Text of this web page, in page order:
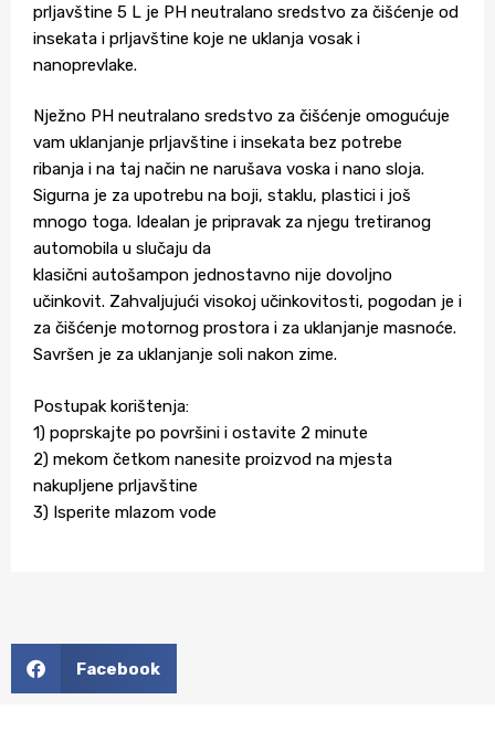
prljavštine 5 L je PH neutralano sredstvo za čišćenje od
insekata i prljavštine koje ne uklanja vosak i
nanoprevlake.
Nježno PH neutralano sredstvo za čišćenje omogućuje
vam uklanjanje prljavštine i insekata bez potrebe
ribanja i na taj način ne narušava voska i nano sloja.
Sigurna je za upotrebu na boji, staklu, plastici i još
mnogo toga. Idealan je pripravak za njegu tretiranog
automobila u slučaju da
klasični autošampon jednostavno nije dovoljno
učinkovit. Zahvaljujući visokoj učinkovitosti, pogodan je i
za čišćenje motornog prostora i za uklanjanje masnoće.
Savršen je za uklanjanje soli nakon zime.
Postupak korištenja:
1) poprskajte po površini i ostavite 2 minute
2) mekom četkom nanesite proizvod na mjesta
nakupljene prljavštine
3) Isperite mlazom vode
Facebook